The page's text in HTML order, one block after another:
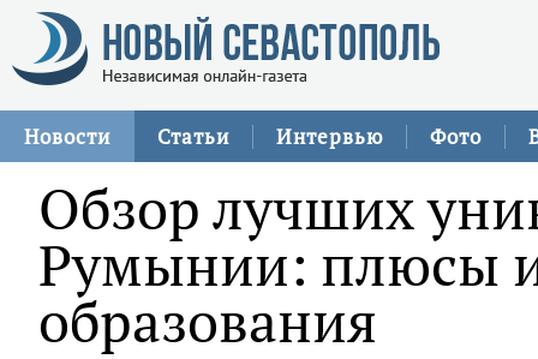
Новости Статьи Интервью Фото
Обзор лучших
Румынии: плюсы
образования